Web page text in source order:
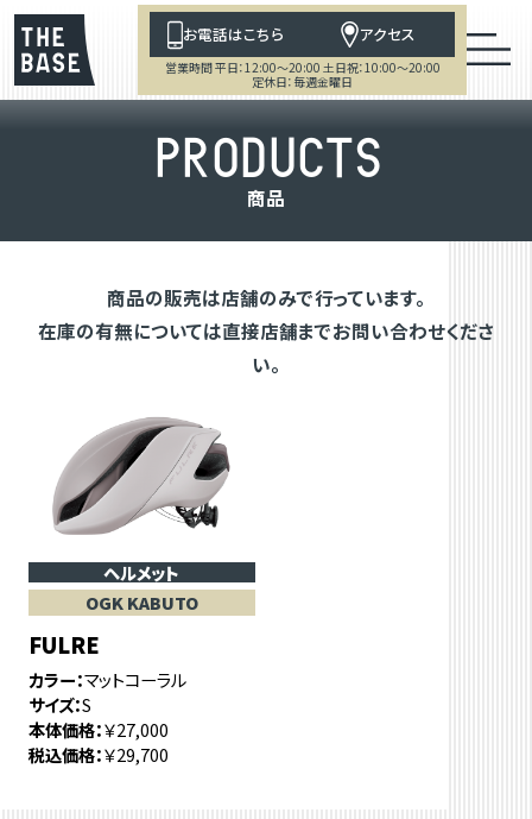
お電話はこちら アクセス
営業時間 平日：12:00～20:00 土日祝：10:00～20:00
定休日：毎週金曜日
PRODUCTS
商品
商品の販売は店舗のみで行っています。
在庫の有無については直接店舗までお問い合わせくださ
い。
ヘルメット
OGK KABUTO
FULRE
カラー マットコーラル
サイズ S
本体価格 ￥27,000
税込価格 ￥29,700